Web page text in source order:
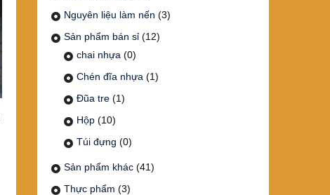
Nguyên liệu làm nến (3)
Sản phẩm bán sỉ (12)
chai nhựa (0)
Chén đĩa nhựa (1)
Đũa tre (1)
Hộp (10)
Túi đựng (0)
Sản phẩm khác (41)
Thực phẩm (3)